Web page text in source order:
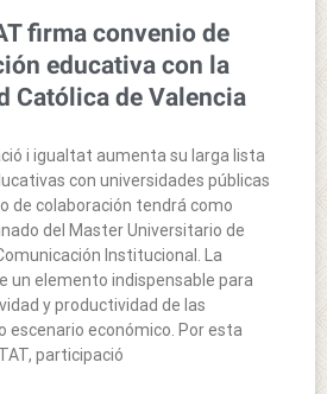
firma convenio de
educativa con la
Católica de Valencia
i igualtat aumenta su larga lista
con universidades públicas
de colaboración tendrá como
del Master Universitario de
Institucional. La
un elemento indispensable para
y productividad de las
escenario económico. Por esta
participació